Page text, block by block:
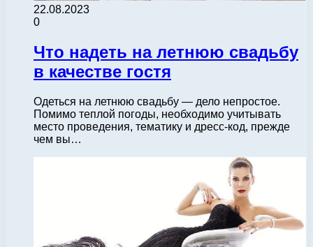
22.08.2023
0
Что надеть на летнюю свадьбу
в качестве гостя
Одеться на летнюю свадьбу — дело непростое.
Помимо теплой погоды, необходимо учитывать
место проведения, тематику и дресс-код, прежде
чем вы…